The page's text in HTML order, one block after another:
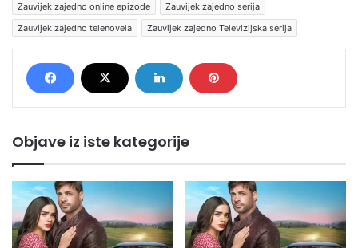
Zauvijek zajedno online epizode
Zauvijek zajedno serija
Zauvijek zajedno telenovela
Zauvijek zajedno Televizijska serija
Objave iz iste kategorije